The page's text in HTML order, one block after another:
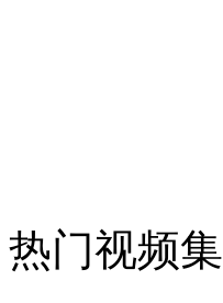
热门视频集